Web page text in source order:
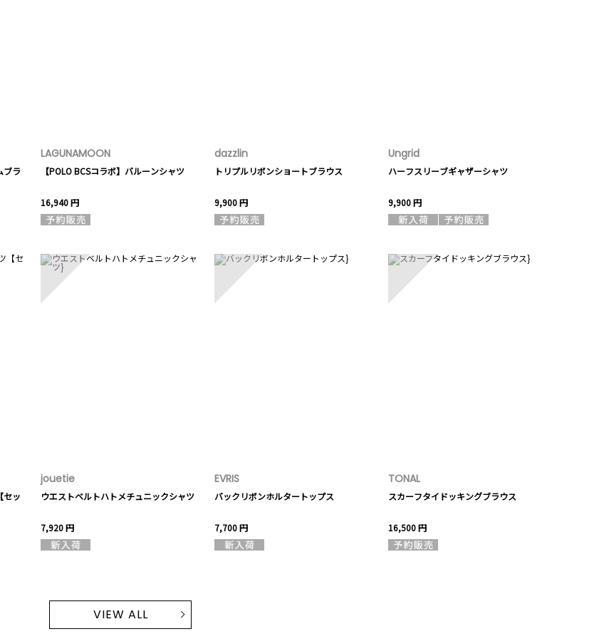
ブラ
LAGUNAMOON
【POLO BCSコラボ】バルーンシャツ
16,940 円
dazzlin
トリプルリボンショートブラウス
9,900 円
Ungrid
ハーフスリーブギャザーシャツ
9,900 円
セッ
jouetie
ウエストベルトハトメチュニックシャツ
7,920 円
EVRIS
バックリボンホルタートップス
7,700 円
TONAL
スカーフタイドッキングブラウス
16,500 円
VIEW ALL